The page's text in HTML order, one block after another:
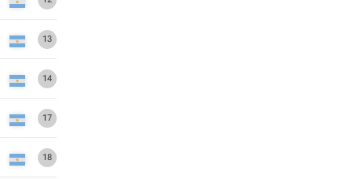
13
14
17
18